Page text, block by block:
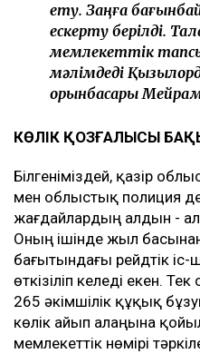
ету. Заңға
ескерту берілді.
мемлекеттік
мәлімдеді
орынбасары
КӨЛІК ҚОЗҒАЛЫСЫ
Білгеніміздей, қазір
мен облыстық полиция
жағдайлардың алдын -
Оның ішінде жыл
бағытындағы рейдтік
өткізіліп келеді екен.
265 әкімшілік құқық
көлік айып алаңына
мемлекеттік нөмірі